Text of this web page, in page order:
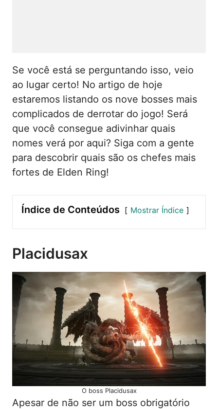
Se você está se perguntando isso, veio
ao lugar certo! No artigo de hoje
estaremos listando os nove bosses mais
complicados de derrotar do jogo! Será
que você consegue adivinhar quais
nomes verá por aqui? Siga com a gente
para descobrir quais são os chefes mais
fortes de Elden Ring!
Índice de Conteúdos Mostrar Índice
Placidusax
O boss Placidusax
Apesar de não ser um boss obrigatório